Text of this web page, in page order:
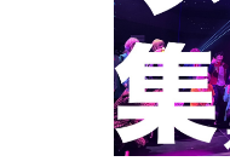
ショッカー
スタジオ